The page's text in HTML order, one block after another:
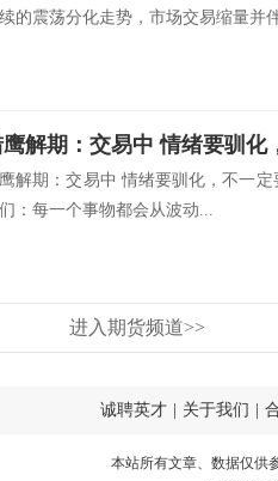
的震荡分化走势，市场交易缩量并
解期：交易中 情绪要驯化
解期：交易中 情绪要驯化，不一
：每一个事物都会从波动...
进入期货频道>>
诚聘英才 关于我们
本站所有文章、数据仅供